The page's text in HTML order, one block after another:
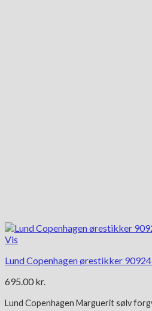
Vis
Lund Copenhagen ørestikker
695.00 kr.
Lund Copenhagen Margueritsølv